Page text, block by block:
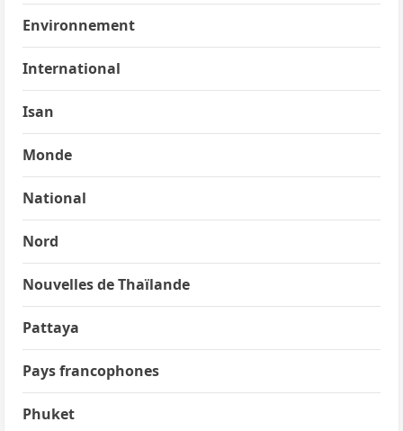
Environnement
International
Isan
Monde
National
Nord
Nouvelles de Thaïlande
Pattaya
Pays francophones
Phuket